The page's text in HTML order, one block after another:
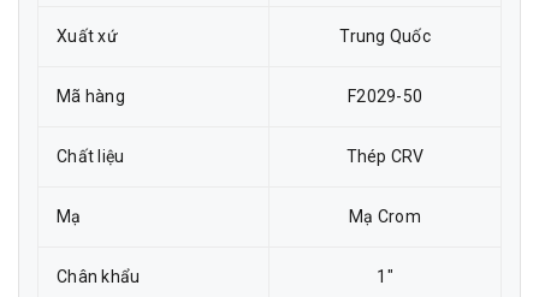
Xuất xứ Trung Quốc
Mã hàng F2029-50
Chất liệu Thép CRV
Mạ Mạ Crom
Chân khẩu 1"